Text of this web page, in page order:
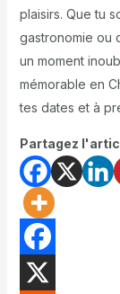
plaisirs. Que tu
gastronomie ou
un moment
mémorable en
tes dates et à
Partagez